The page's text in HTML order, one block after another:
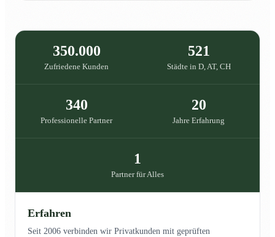
350.000
Zufriedene Kunden
521
Städte in D, AT, CH
340
Professionelle Partner
20
Jahre Erfahrung
1
Partner für Alles
Erfahren
Seit 2006 verbinden wir Privatkunden mit geprüften